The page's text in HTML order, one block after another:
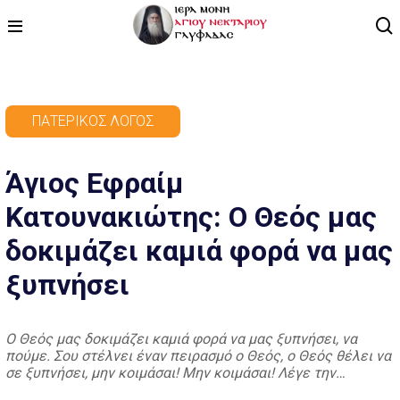
ΠΡΟΓΡΑΜΜΑ
ΒΙΝΤΕΟ
ΑΡΘΡΟΓΡΑΦΙΑ
ΑΓΙΟΛΟΓΙΟ - ΒΙΟΙ ΑΓΙΩΝ
ΠΑΤΕΡΙΚΌΣ ΛΌΓΟΣ
Άγιος Εφραίμ
Κατουνακιώτης: Ο Θεός μας
δοκιμάζει καμιά φορά να μας
ξυπνήσει
Ο Θεός μας δοκιμάζει καμιά φορά να μας ξυπνήσει, να
πούμε. Σου στέλνει έναν πειρασμό ο Θεός, ο Θεός θέλει να
σε ξυπνήσει, μην κοιμάσαι! Μην κοιμάσαι! Λέγε την